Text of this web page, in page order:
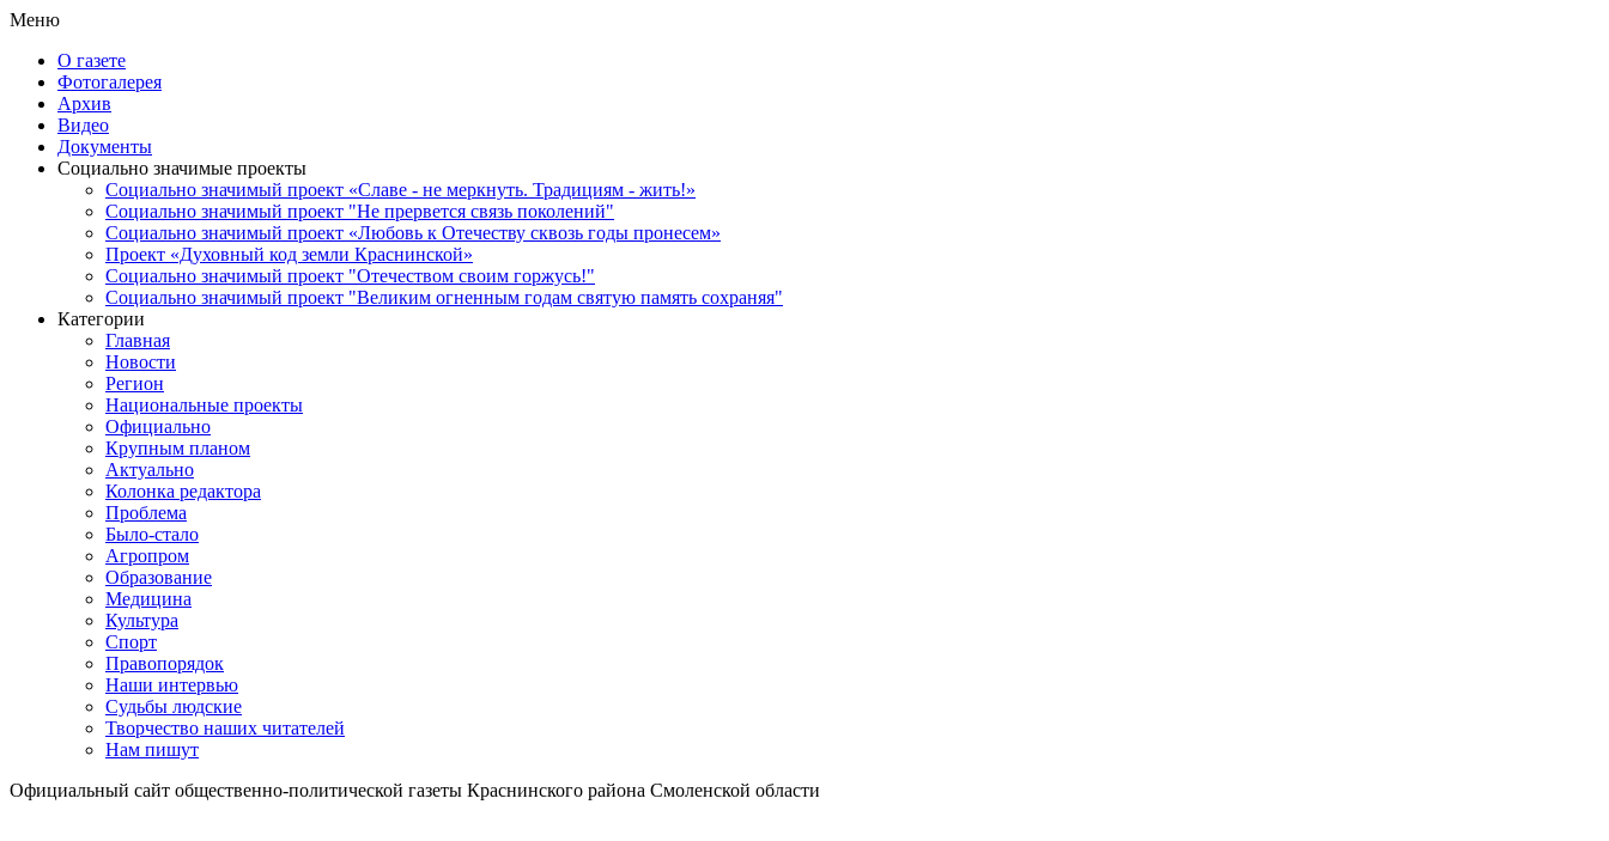
Меню
О газете
Фотогалерея
Архив
Видео
Документы
Социально значимые проекты
Социально значимый проект «Славе - не меркнуть. Традициям - жить!»
Социально значимый проект "Не прервется связь поколений"
Социально значимый проект «Любовь к Отечеству сквозь годы пронесем»
Проект «Духовный код земли Краснинской»
Социально значимый проект "Отечеством своим горжусь!"
Социально значимый проект "Великим огненным годам святую память сохраняя"
Категории
Главная
Новости
Регион
Национальные проекты
Официально
Крупным планом
Актуально
Колонка редактора
Проблема
Было-стало
Агропром
Образование
Медицина
Культура
Спорт
Правопорядок
Наши интервью
Судьбы людские
Творчество наших читателей
Нам пишут
Официальный сайт общественно-политической газеты Краснинского района Смоленской области